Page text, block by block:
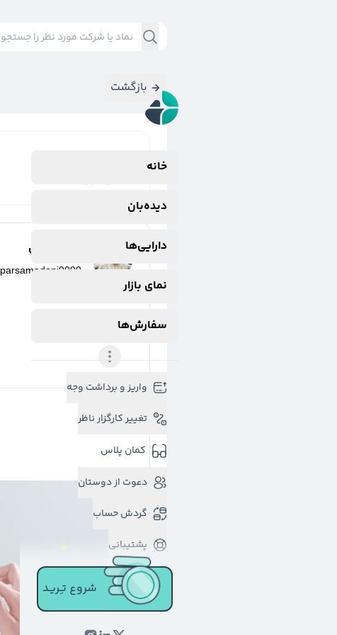
خانه
دیده‌بان
دارایی‌ها
نمای بازار
سفارش‌ها
واریز و برداشت وجه
تغییر کارگزار ناظر
کمان پلاس
دعوت از دوستان
گردش حساب
پشتیبانی
شروع تـِـریـد
بازگشت
پارسا مدنی
parsamadani9099